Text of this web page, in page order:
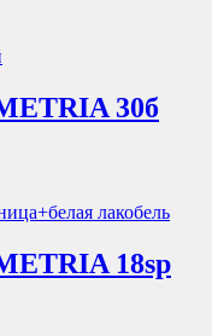
30б
18sp